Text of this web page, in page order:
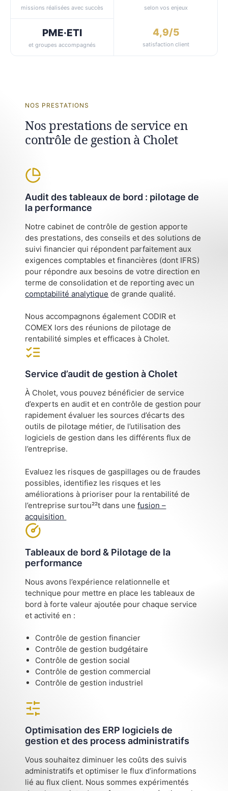
missions réalisées avec succès selon vos enjeux
PME·ETI
et groupes accompagnés
4,9/5
satisfaction client
NOS PRESTATIONS
Nos prestations de service en
contrôle de gestion à Cholet
Audit des tableaux de bord : pilotage de
la performance
Notre cabinet de contrôle de gestion apporte
des prestations, des conseils et des solutions de
suivi financier qui répondent parfaitement aux
exigences comptables et financières (dont IFRS)
pour répondre aux besoins de votre direction en
terme de consolidation et de reporting avec un
comptabilité analytique de grande qualité.
Nous accompagnons également CODIR et
COMEX lors des réunions de pilotage de
rentabilité simples et efficaces à Cholet.
Service d’audit de gestion à Cholet
À Cholet, vous pouvez bénéficier de service
d’experts en audit et en contrôle de gestion pour
rapidement évaluer les sources d’écarts des
outils de pilotage métier, de l’utilisation des
logiciels de gestion dans les différents flux de
l’entreprise.
Evaluez les risques de gaspillages ou de fraudes
possibles, identifiez les risques et les
améliorations à prioriser pour la rentabilité de
l’entreprise surtou²²t dans unefusion –
acquisition
Tableaux de bord & Pilotage de la
performance
Nous avons l’expérience relationnelle et
technique pour mettre en place les tableaux de
bord à forte valeur ajoutée pour chaque service
et activité en :
Contrôle de gestion financier
Contrôle de gestion budgétaire
Contrôle de gestion social
Contrôle de gestion commercial
Contrôle de gestion industriel
Optimisation des ERP logiciels de
gestion et des process administratifs
Vous souhaitez diminuer les coûts des suivis
administratifs et optimiser le flux d’informations
lié au flux client. Nous sommes expérimentés